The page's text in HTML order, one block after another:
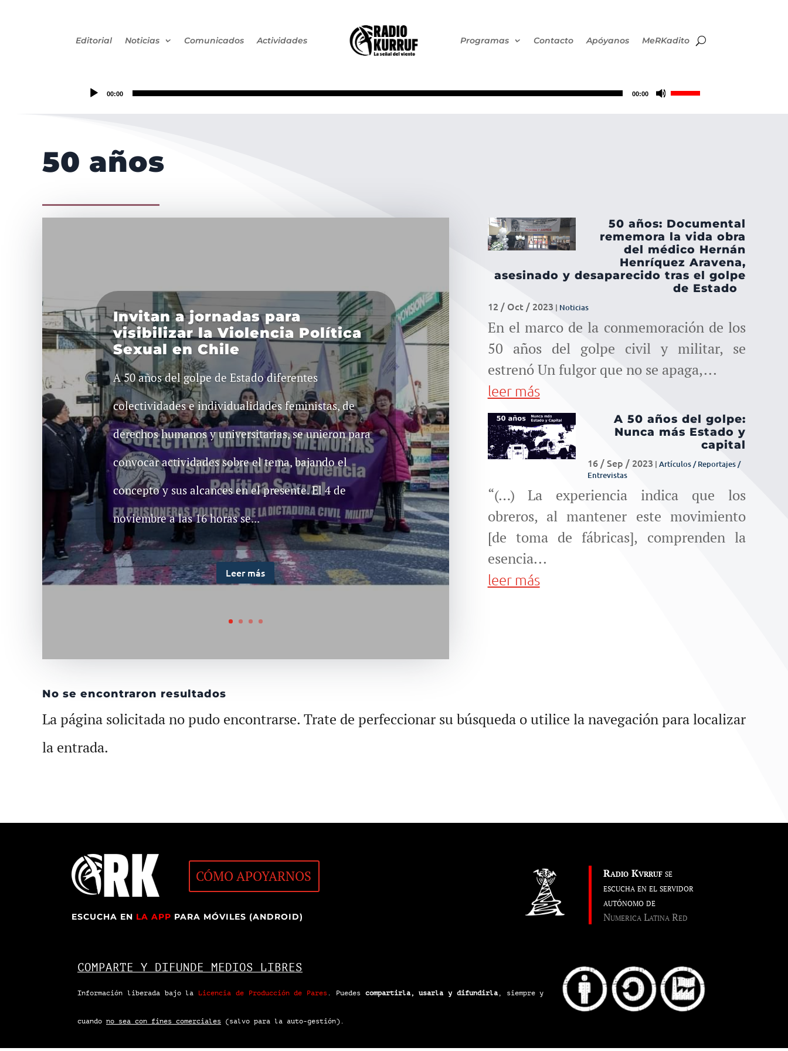
Editorial Noticias Comunicados Actividades Programas Contacto Apóyanos MeRKadito
00:00 00:00
Utiliza
arriba/abajo
para
aumentar
disminuir
el
50 años
Invitan a jornadas para
visibilizar la Violencia Política
Sexual en Chile
A 50 años del golpe de Estado diferentes
colectividades e individualidades feministas, de
derechos humanos y universitarias, se unieron para
convocar actividades sobre el tema, bajando el
concepto y sus alcances en el presente. El 4 de
noviembre a las 16 horas se...
Leer más
50 años: Documental
rememora la vida obra
del médico Hernán
Henríquez Aravena,
asesinado y desaparecido tras el golpe
de Estado
12 / Oct / 2023 | Noticias
En el marco de la conmemoración de los
50 años del golpe civil y militar, se
estrenó Un fulgor que no se apaga,...
leer más
A 50 años del golpe:
Nunca más Estado y
capital
16 / Sep / 2023 | Artículos / Reportajes /
Entrevistas
“(…) La experiencia indica que los
obreros, al mantener este movimiento
[de toma de fábricas], comprenden la
esencia...
leer más
No se encontraron resultados
La página solicitada no pudo encontrarse. Trate de perfeccionar su búsqueda o utilice la navegación para localizar
la entrada.
CÓMO APOYARNOS
ESCUCHA EN LA APP PARA MÓVILES (ANDROID)
Radio Kvrrufse
escucha en el servidor
autónomo de
Numerica Latina Red
COMPARTE Y DIFUNDE MEDIOS LIBRES
Información liberada bajo la Licencia de Producción de Pares . Puedes compartirla, usarla y difundirla, siempre y
cuando no sea con fines comerciales (salvo para la auto-gestión).